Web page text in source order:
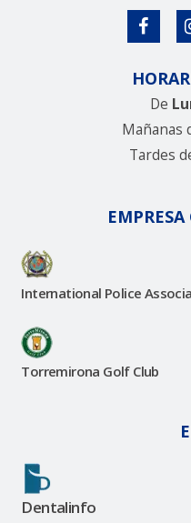
De
Mañanas
Tardes
International Police
Torremirona Golf Club
Dentalinfo